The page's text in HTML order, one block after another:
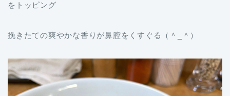
をトッピング
挽きたての爽やかな香りが鼻腔をくすぐる（＾_＾）